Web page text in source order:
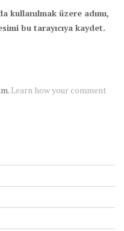
kullanılmak üzere adımı,
bu tarayıcıya kaydet.
Learn how your comment